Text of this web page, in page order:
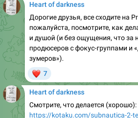
Heart of darkness
Дорогие друзья, все сходите на
пожалуйста, посмотрите, как
и душой (и без ощущения, что за
продюсеров с фокус-группами и
зумеров»).
7
Heart of darkness
Смотрите, что делается (хорошо):
https://kotaku.com/subnautica-2-